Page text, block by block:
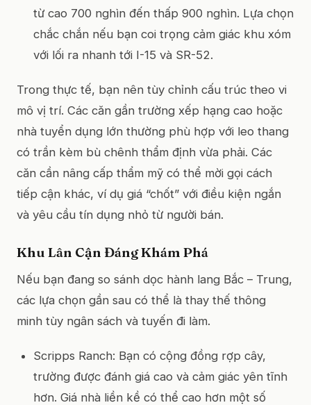
từ cao 700 nghìn đến thấp 900 nghìn. Lựa chọn
chắc chắn nếu bạn coi trọng cảm giác khu xóm
với lối ra nhanh tới I-15 và SR-52.
Trong thực tế, bạn nên tùy chỉnh cấu trúc theo vi
mô vị trí. Các căn gần trường xếp hạng cao hoặc
nhà tuyển dụng lớn thường phù hợp với leo thang
có trần kèm bù chênh thẩm định vừa phải. Các
căn cần nâng cấp thẩm mỹ có thể mời gọi cách
tiếp cận khác, ví dụ giá “chốt” với điều kiện ngắn
và yêu cầu tín dụng nhỏ từ người bán.
Khu Lân Cận Đáng Khám Phá
Nếu bạn đang so sánh dọc hành lang Bắc – Trung,
các lựa chọn gần sau có thể là thay thế thông
minh tùy ngân sách và tuyến đi làm.
Scripps Ranch: Bạn có cộng đồng rợp cây,
trường được đánh giá cao và cảm giác yên tĩnh
hơn. Giá nhà liền kề có thể cao hơn một số